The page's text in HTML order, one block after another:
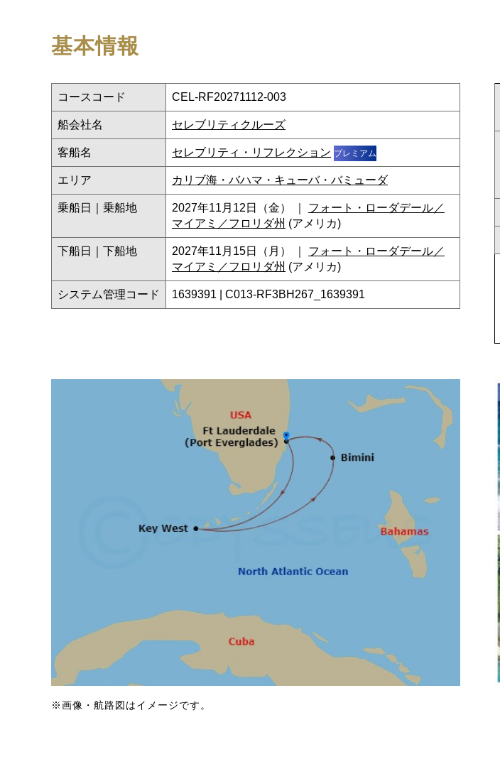
基本情報
コースコード CEL-RF20271112-003
船会社名 セレブリティクルーズ
客船名 セレブリティ・リフレクション プレミアム
エリア カリブ海・バハマ・キューバ・バミューダ
乗船日｜乗船地 2027年11月12日（金） ｜ フォート・ローダデール／
マイアミ／フロリダ州 (アメリカ)
下船日｜下船地 2027年11月15日（月） ｜ フォート・ローダデール／
マイアミ／フロリダ州 (アメリカ)
システム管理コード 1639391 | C013-RF3BH267_1639391
※画像・航路図はイメージです。